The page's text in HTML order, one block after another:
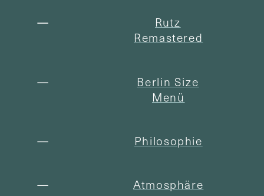
Rutz
Remastered
Berlin Size
Menü
Philosophie
Atmosphäre